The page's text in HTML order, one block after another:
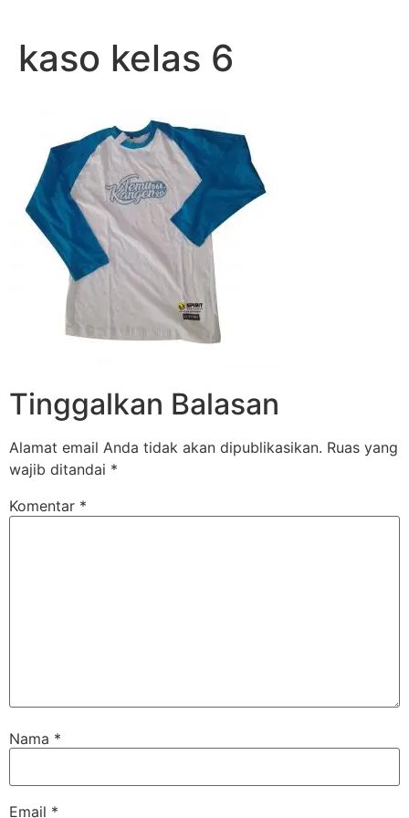
konten
kaso kelas 6
Tinggalkan Balasan
Alamat email Anda tidak akan dipublikasikan. Ruas yang
wajib ditandai *
Komentar *
Nama *
Email *